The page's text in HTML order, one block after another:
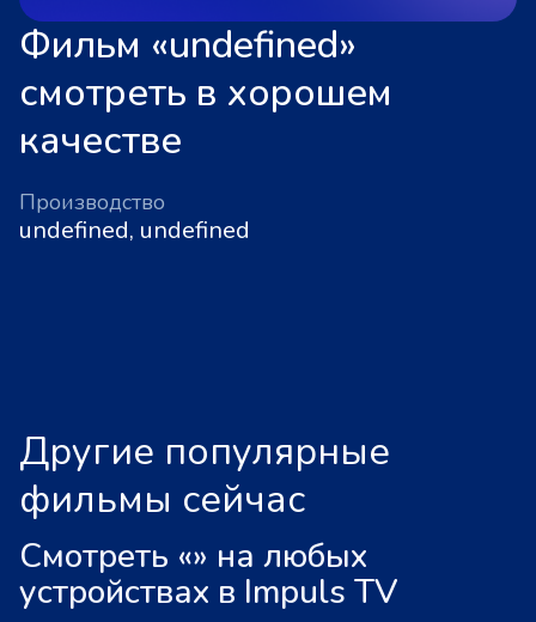
Фильм «undefined»
смотреть в хорошем
качестве
Производство
undefined, undefined
Другие популярные
фильмы сейчас
Смотреть «» на любых
устройствах в Impuls TV